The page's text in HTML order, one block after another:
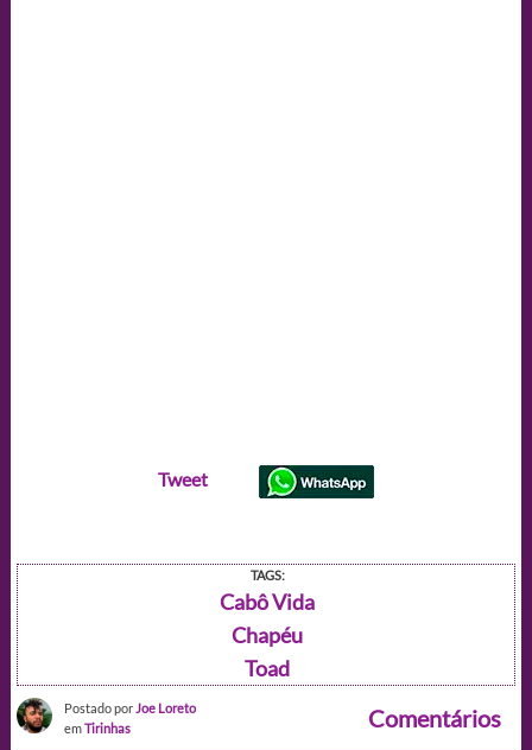
Tweet
TAGS:
Cabô Vida
Chapéu
Toad
Postado por Joe Loreto
emTirinhas Comentários